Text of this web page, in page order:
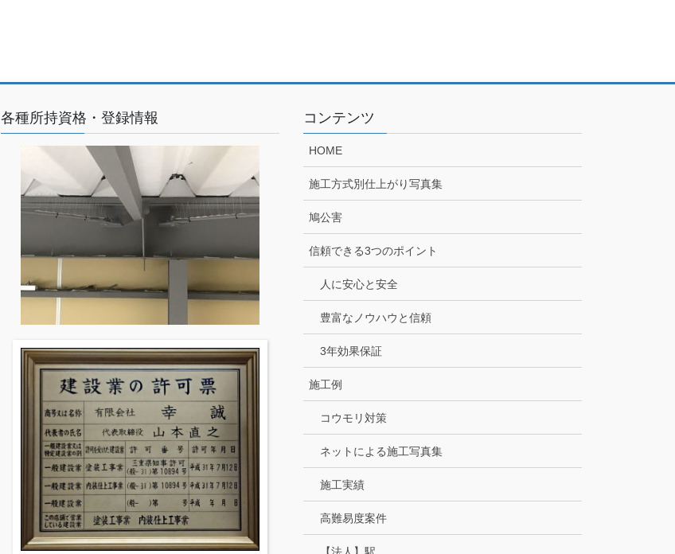
各種所持資格・登録情報 コンテンツ
HOME
施工方式別仕上がり写真集
鳩公害
信頼できる3つのポイント
人に安心と安全
豊富なノウハウと信頼
3年効果保証
施工例
コウモリ対策
ネットによる施工写真集
施工実績
高難易度案件